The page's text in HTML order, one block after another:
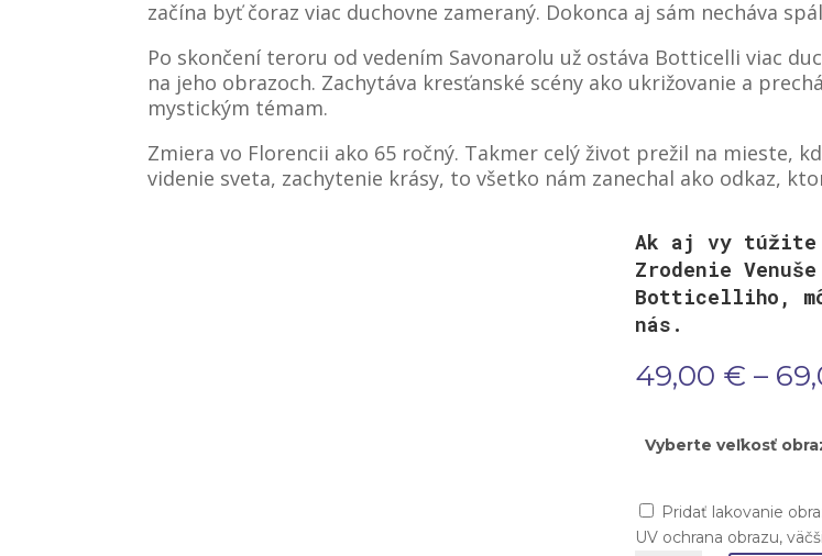
začína byť čoraz viac duchovne zameraný. Dokonca aj sám necháva
Po skončení teroru od vedením Savonarolu už ostáva Botticelli viac
na jeho obrazoch. Zachytáva kresťanské scény ako ukrižovanie a
mystickým témam.
Zmiera vo Florencii ako 65 ročný. Takmer celý život prežil na mieste,
videnie sveta, zachytenie krásy, to všetko nám zanechal ako odkaz,
Ak aj vy túžite
Zrodenie
Botticelliho,
nás.
49,00 € –
Vyberte veľkosť
Pridať lakovanie
UV ochrana obrazu,